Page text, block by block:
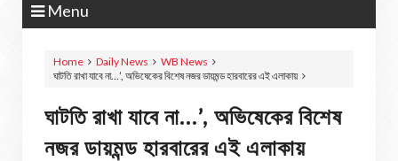
Menu
Home Daily News
WB News
ঘাটতি রাখা যাবে না…’, অভিষেকের বিশেষ নজর ডায়মন্ড হারবারের এই এলাকায়
ঘাটতি রাখা যাবে না…’, অভিষেকের বিশেষ
নজর ডায়মন্ড হারবারের এই এলাকায়